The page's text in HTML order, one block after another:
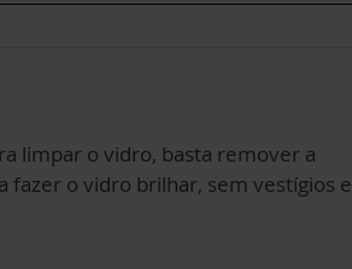
limpar o vidro, basta remover a
fazer o vidro brilhar, sem vestígios e